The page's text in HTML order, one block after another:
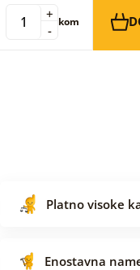
-
+ kom
Platno visoke
Enostavna